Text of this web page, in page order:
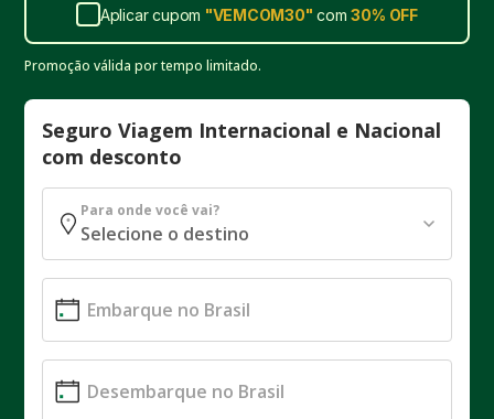
Aplicar cupom "VEMCOM30" com30% OFF
Promoção válida por tempo limitado.
Seguro Viagem Internacional e Nacional
com desconto
Para onde você vai?